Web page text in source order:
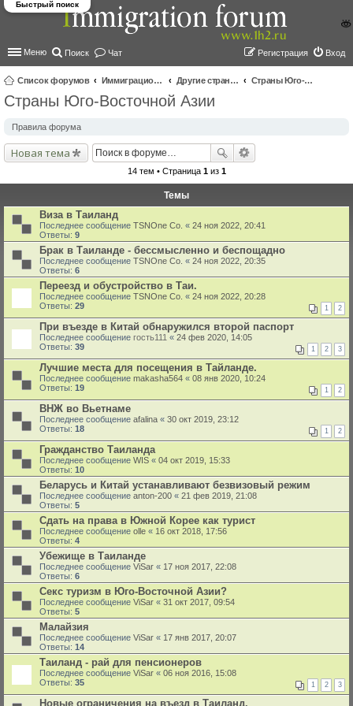
Меню Поиск Чат Вход
Регистрация
Список форумов Иммиграционные форумы | Immigration forums Другие страны и вопросы Шенгена
Страны Юго-Восточной Азии
Быстрый поиск
Страны Юго-Восточной Азии
Правила форума
Новая тема
14 тем • Страница 1из 1
Темы
Виза в Таиланд
Последнее сообщение TSNOne Co. « 24 ноя 2022, 20:41
Ответы: 9
Брак в Таиланде - бессмысленно и беспощадно
Последнее сообщение TSNOne Co. « 24 ноя 2022, 20:35
Ответы: 6
Переезд и обустройство в Таи.
Последнее сообщение TSNOne Co. « 24 ноя 2022, 20:28
Ответы: 29 1 2
При въезде в Китай обнаружился второй паспорт
Последнее сообщение гость111 « 24 фев 2020, 14:05
Ответы: 39 1 2 3
Лучшие места для посещения в Тайланде.
Последнее сообщение makasha564 « 08 янв 2020, 10:24
Ответы: 19 1 2
ВНЖ во Вьетнаме
Последнее сообщение afalina « 30 окт 2019, 23:12
Ответы: 18 1 2
Гражданство Таиланда
Последнее сообщение WIS « 04 окт 2019, 15:33
Ответы: 10
Беларусь и Китай устанавливают безвизовый режим
Последнее сообщение anton-200 « 21 фев 2019, 21:08
Ответы: 5
Сдать на права в Южной Корее как турист
Последнее сообщение olle « 16 окт 2018, 17:56
Ответы: 4
Убежище в Таиланде
Последнее сообщение ViSar « 17 ноя 2017, 22:08
Ответы: 6
Секс туризм в Юго-Восточной Азии?
Последнее сообщение ViSar « 31 окт 2017, 09:54
Ответы: 5
Малайзия
Последнее сообщение ViSar « 17 янв 2017, 20:07
Ответы: 14
Таиланд - рай для пенсионеров
Последнее сообщение ViSar « 06 ноя 2016, 15:08
Ответы: 35 1 2 3
Новые ограничения на въезд в Таиланд.